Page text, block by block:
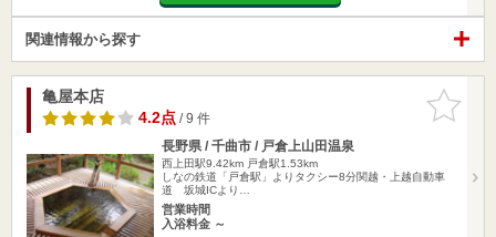
関連情報から探す
お気に入
りに追加
亀屋本店
4.2点/ 9 件
長野県 / 千曲市 / 戸倉上山田温泉
西上田駅9.42km 戸倉駅1.53km
しなの鉄道「戸倉駅」よりタクシー8分関越・上越自動車
道 坂城ICより…
営業時間
入浴料金 ～